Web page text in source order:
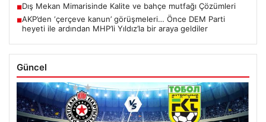
■Dış Mekan Mimarisinde Kalite ve bahçe mutfağı Çözümleri
■AKP’den ‘çerçeve kanun’ görüşmeleri… Önce DEM Parti
heyeti ile ardından MHP’li Yıldız’la bir araya geldiler
Güncel